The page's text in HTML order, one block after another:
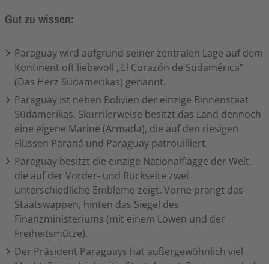
Gut zu wissen:
Paraguay wird aufgrund seiner zentralen Lage auf dem
Kontinent oft liebevoll „El Corazón de Sudamérica“
(Das Herz Südamerikas) genannt.
Paraguay ist neben Bolivien der einzige Binnenstaat
Südamerikas. Skurrilerweise besitzt das Land dennoch
eine eigene Marine (Armada), die auf den riesigen
Flüssen Paraná und Paraguay patrouilliert.
Paraguay besitzt die einzige Nationalflagge der Welt,
die auf der Vorder- und Rückseite zwei
unterschiedliche Embleme zeigt. Vorne prangt das
Staatswappen, hinten das Siegel des
Finanzministeriums (mit einem Löwen und der
Freiheitsmütze).
Der Präsident Paraguays hat außergewöhnlich viel